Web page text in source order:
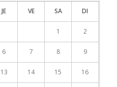
JE VE SA DI
1 2
6 7 8 9
13 14 15 16